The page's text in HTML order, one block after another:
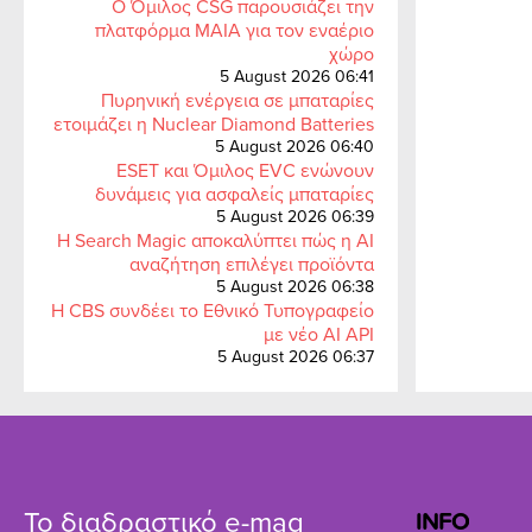
Ο Όμιλος CSG παρουσιάζει την
πλατφόρμα MAIA για τον εναέριο
χώρο
5 August 2026 06:41
Πυρηνική ενέργεια σε μπαταρίες
ετοιμάζει η Nuclear Diamond Batteries
5 August 2026 06:40
ESET και Όμιλος EVC ενώνουν
δυνάμεις για ασφαλείς μπαταρίες
5 August 2026 06:39
Η Search Magic αποκαλύπτει πώς η AI
αναζήτηση επιλέγει προϊόντα
5 August 2026 06:38
Η CBS συνδέει το Εθνικό Τυπογραφείο
με νέο AI API
5 August 2026 06:37
Το διαδραστικό e-mag INFO